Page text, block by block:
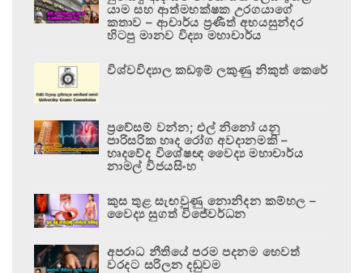
යාම සහ ආත්මභක්ෂක උරගයාගේ
කතාව – ආචාර්ය ප්‍රණීත් අභයසුන්දර
හිටපු මානව විද්‍යා මහාචාර්ය
විශ්වවිද්‍යාල කඩඉම් ලකුණු නිකුත් කෙරේ
ප්‍රවේසම් වන්න; එල් නිනෝ යනු
පාරිසරික හෘද රෝග අවදානමකි –
හෘදවේද විශේෂඥ වෛද්‍ය මහාචාර්ය
නාමල් විජයසිංහ
කුස තුළ සැඟවුණු නොනිදන කම්හල –
වෛද්‍ය සුගත් විජේවර්ධන
අපරාධ නීතියේ පරම පදනම හෙවත්
වරදට සරිලන දඬුවම